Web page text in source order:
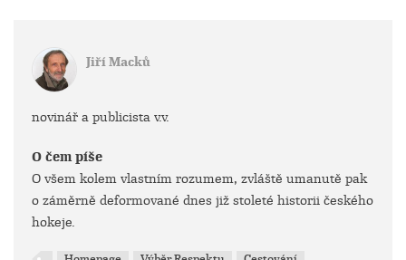
Jiří Macků
novinář a publicista v.v.
O čem píše
O všem kolem vlastním rozumem, zvláště umanutě pak
o záměrně deformované dnes již stoleté historii českého
hokeje.